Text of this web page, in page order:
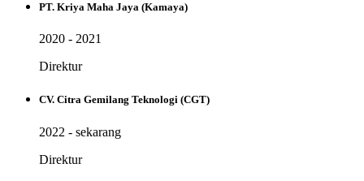
PT. Kriya Maha Jaya (Kamaya)
2020 - 2021
Direktur
CV. Citra Gemilang Teknologi (CGT)
2022 - sekarang
Direktur